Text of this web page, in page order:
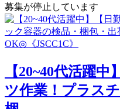
募集が停止しています
【20~40代活躍
ツ作業！プラス